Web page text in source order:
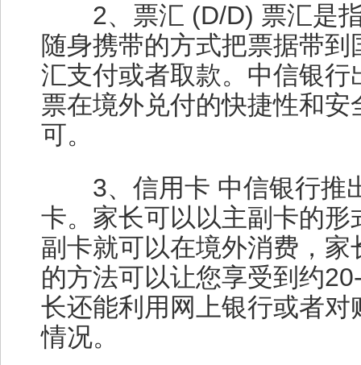
2、票汇 (D/D) 票汇是指
随身携带的方式把票据带
汇支付或者取款。中信银
票在境外兑付的快捷性和
可。
3、信用卡 中信银行推
卡。家长可以以主副卡的
副卡就可以在境外消费，
的方法可以让您享受到约
长还能利用网上银行或者
情况。